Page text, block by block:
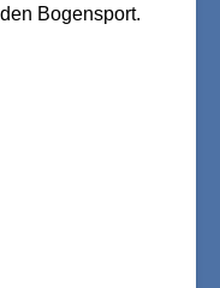
Bogensport.